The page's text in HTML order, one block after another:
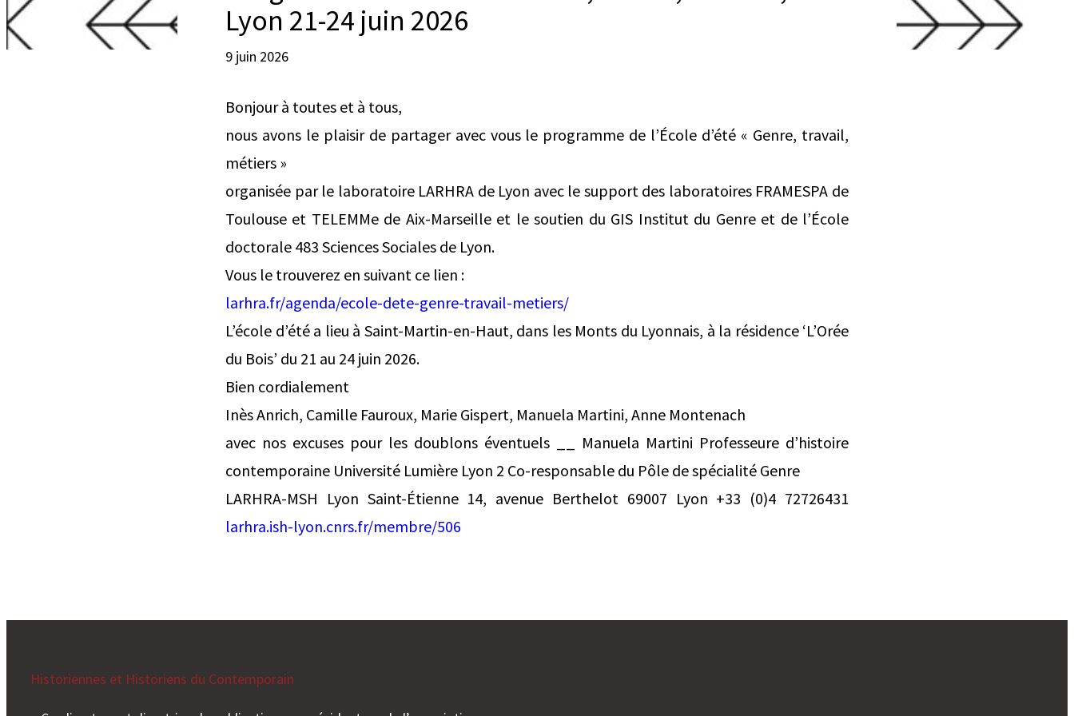
Lyon 21-24 juin 2026
9 juin 2026
Bonjour à toutes et à tous,
nous avons le plaisir de partager avec vous le programme de l’École d’été « Genre, travail,
métiers »
organisée par le laboratoire LARHRA de Lyon avec le support des laboratoires FRAMESPA de
Toulouse et TELEMMe de Aix-Marseille et le soutien du GIS Institut du Genre et de l’École
doctorale 483 Sciences Sociales de Lyon.
Vous le trouverez en suivant ce lien :
larhra.fr/agenda/ecole-dete-genre-travail-metiers/
L’école d’été a lieu à Saint-Martin-en-Haut, dans les Monts du Lyonnais, à la résidence ‘L’Orée
du Bois’ du 21 au 24 juin 2026.
Bien cordialement
Inès Anrich, Camille Fauroux, Marie Gispert, Manuela Martini, Anne Montenach
avec nos excuses pour les doublons éventuels __ Manuela Martini Professeure d’histoire
contemporaine Université Lumière Lyon 2 Co-responsable du Pôle de spécialité Genre
LARHRA-MSH Lyon Saint-Étienne 14, avenue Berthelot 69007 Lyon +33 (0)4 72726431
larhra.ish-lyon.cnrs.fr/membre/506
Historiennes et Historiens du Contemporain